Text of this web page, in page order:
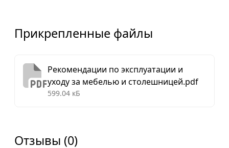
Прикрепленные файлы
Рекомендации по эксплуатации и
уходу за мебелью и столешницей.pdf
599.04 кБ
Отзывы (0)